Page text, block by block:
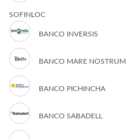
SOFINLOC
BANCO INVERSIS
BANCO MARE NOSTRUM
BANCO PICHINCHA
BANCO SABADELL